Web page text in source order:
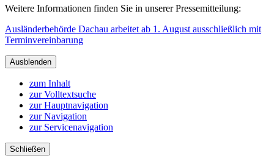
Weitere Informationen finden Sie in unserer Pressemitteilung:
Ausländerbehörde Dachau arbeitet ab 1. August ausschließlich mit
Terminvereinbarung
Ausblenden
zum Inhalt
zur Volltextsuche
zur Hauptnavigation
zur Navigation
zur Servicenavigation
Schließen